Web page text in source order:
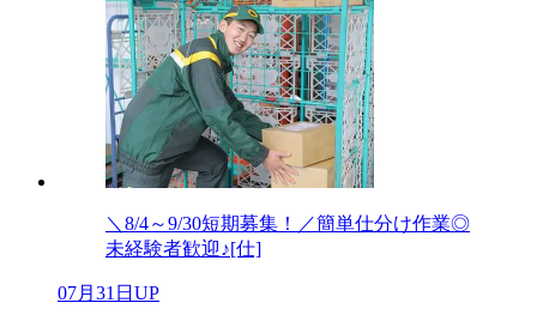
＼8/4～9/30短期募集！／簡単仕分け作業◎
未経験者歓迎♪[仕]
07月31日UP